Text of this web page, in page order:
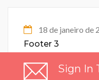
18 de janeiro de
Footer 3
Sign In